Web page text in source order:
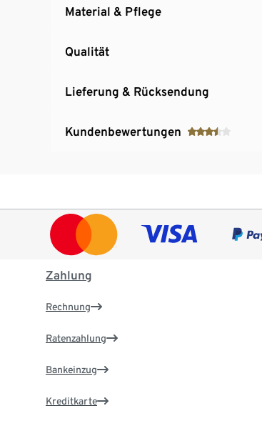
Material & Pflege
Qualität
Lieferung & Rücksendung
Kundenbewertungen
Zahlung
Rechnung
Ratenzahlung
Bankeinzug
Kreditkarte